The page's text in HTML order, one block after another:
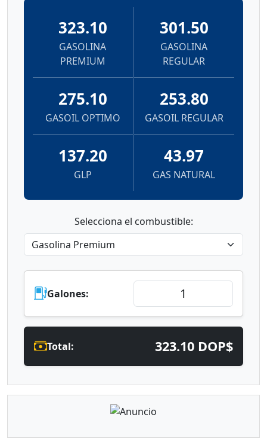
323.10
GASOLINA
PREMIUM
301.50
GASOLINA
REGULAR
275.10
GASOIL OPTIMO
253.80
GASOIL REGULAR
137.20
GLP
43.97
GAS NATURAL
Selecciona el combustible:
Galones:
Total: 323.10 DOP$